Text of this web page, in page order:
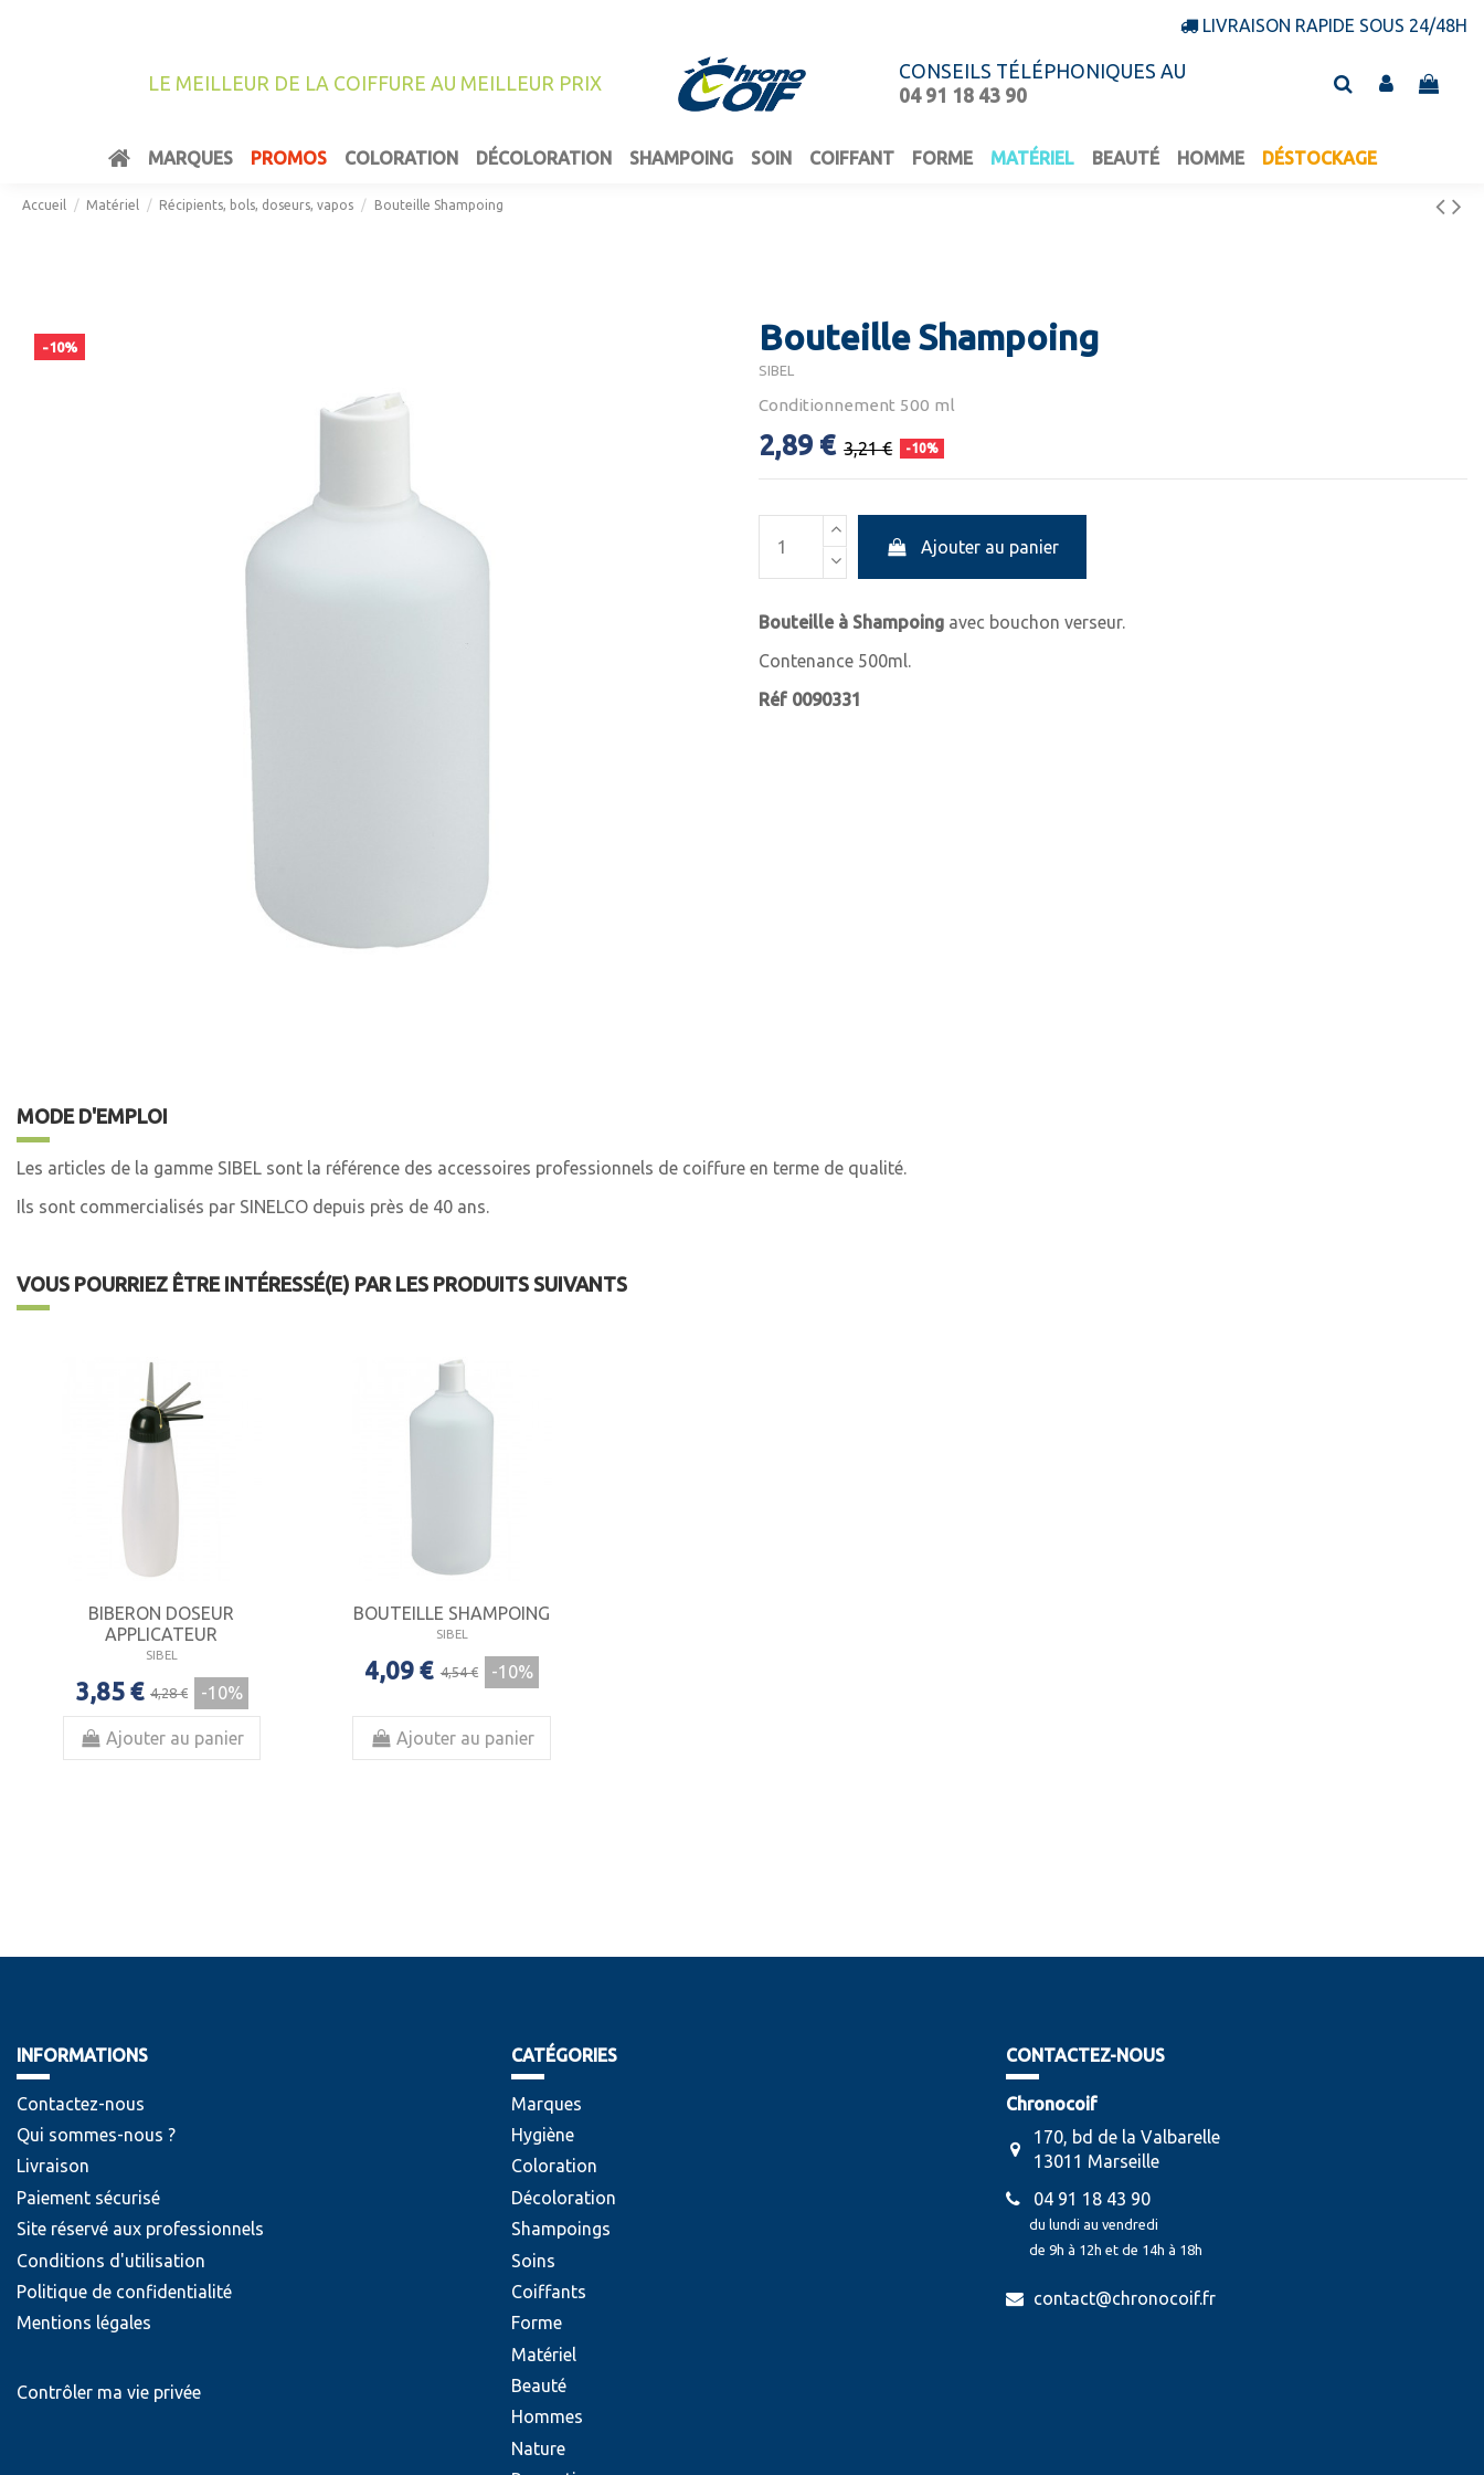
LIVRAISON RAPIDE SOUS 24/48H
LE MEILLEUR DE LA COIFFURE AU MEILLEUR PRIX
CONSEILS TÉLÉPHONIQUES AU
04 91 18 43 90
MARQUES PROMOS COLORATION DÉCOLORATION SHAMPOING SOIN COIFFANT FORME MATÉRIEL BEAUTÉ HOMME DÉSTOCKAGE
Accueil Matériel Récipients, bols, doseurs, vapos Bouteille Shampoing
-10% Bouteille Shampoing
SIBEL
Conditionnement 500 ml
2,89 € 3,21 € -10%
Ajouter au panier
Bouteille à Shampoing avec bouchon verseur.
Contenance 500ml.
Réf 0090331
MODE D'EMPLOI
Les articles de la gamme SIBEL sont la référence des accessoires professionnels de coiffure en terme de qualité.
Ils sont commercialisés par SINELCO depuis près de 40 ans.
VOUS POURRIEZ ÊTRE INTÉRESSÉ(E) PAR LES PRODUITS SUIVANTS
BIBERON DOSEUR
APPLICATEUR
SIBEL
3,85 € 4,28 € -10%
Ajouter au panier
BOUTEILLE SHAMPOING
SIBEL
4,09 € 4,54 € -10%
Ajouter au panier
INFORMATIONS
Contactez-nous
Qui sommes-nous ?
Livraison
Paiement sécurisé
Site réservé aux professionnels
Conditions d'utilisation
Politique de confidentialité
Mentions légales
Contrôler ma vie privée
CATÉGORIES
Marques
Hygiène
Coloration
Décoloration
Shampoings
Soins
Coiffants
Forme
Matériel
Beauté
Hommes
Nature
CONTACTEZ-NOUS
Chronocoif
170, bd de la Valbarelle
13011 Marseille
04 91 18 43 90
du lundi au vendredi
de 9h à 12h et de 14h à 18h
contact@chronocoif.fr